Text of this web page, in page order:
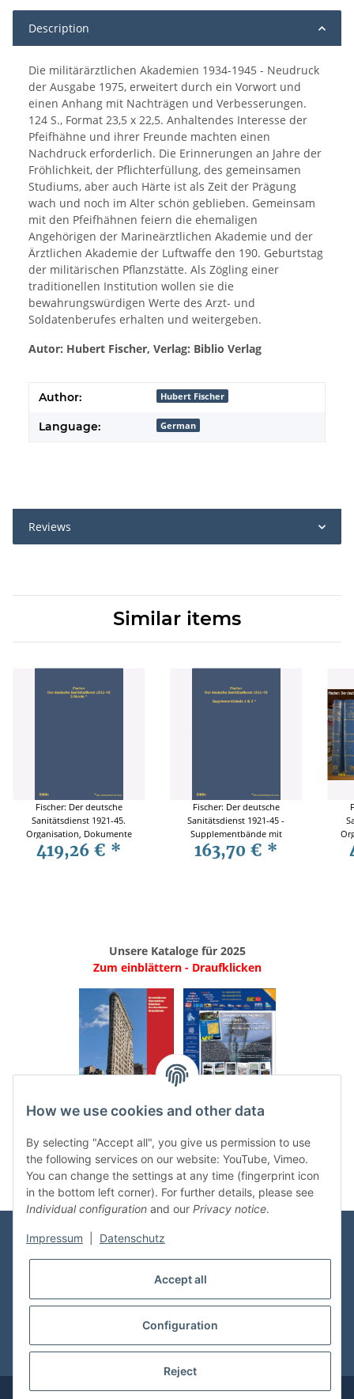
Description
Die militärärztlichen Akademien 1934-1945 - Neudruck
der Ausgabe 1975, erweitert durch ein Vorwort und
einen Anhang mit Nachträgen und Verbesserungen.
124 S., Format 23,5 x 22,5. Anhaltendes Interesse der
Pfeifhähne und ihrer Freunde machten einen
Nachdruck erforderlich. Die Erinnerungen an Jahre der
Fröhlichkeit, der Pflichterfüllung, des gemeinsamen
Studiums, aber auch Härte ist als Zeit der Prägung
wach und noch im Alter schön geblieben. Gemeinsam
mit den Pfeifhähnen feiern die ehemaligen
Angehörigen der Marineärztlichen Akademie und der
Ärztlichen Akademie der Luftwaffe den 190. Geburtstag
der militärischen Pflanzstätte. Als Zögling einer
traditionellen Institution wollen sie die
bewahrungswürdigen Werte des Arzt- und
Soldatenberufes erhalten und weitergeben.
Autor: Hubert Fischer, Verlag: Biblio Verlag
Author: Hubert Fischer
Language: German
Reviews
Similar items
Fischer: Der deutsche
Sanitätsdienst 1921-45.
Organisation, Dokumente
und persönliche
Erfahrungen - 5 Bände /
419,26 € *
Fischer: Der deutsche
Sanitätsdienst 1921-45 -
Supplementbände mit
Ergänzungen zu den Teilen
A-C und Nachträgen / Biblio
163,70 € *
Unsere Kataloge für 2025
Zum einblättern - Draufklicken
. ..
Categories
Shop Service
* All prices incl. VAT, plusshipping fees
© vdmedien24.de Visitor counter: 10665272
How we use cookies and other data
By selecting "Accept all", you give us permission to use
the following services on our website: YouTube, Vimeo.
You can change the settings at any time (fingerprint icon
in the bottom left corner). For further details, please see
Individual configuration and our Privacy notice.
Impressum Datenschutz
Accept all
Configuration
Reject